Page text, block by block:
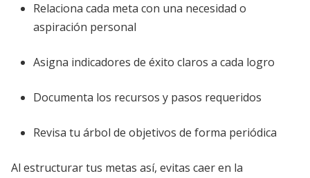
Relaciona cada meta con una necesidad o
aspiración personal
Asigna indicadores de éxito claros a cada logro
Documenta los recursos y pasos requeridos
Revisa tu árbol de objetivos de forma periódica
Al estructurar tus metas así, evitas caer en la